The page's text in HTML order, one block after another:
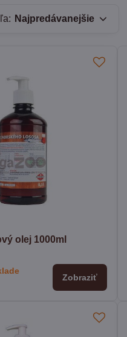
Najpredávanejšie
olej 1000ml
Zobraziť